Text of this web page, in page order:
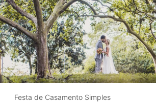
Festa de Casamento Simples